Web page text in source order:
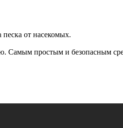
песка от насекомых.
Самым простым и безопасным